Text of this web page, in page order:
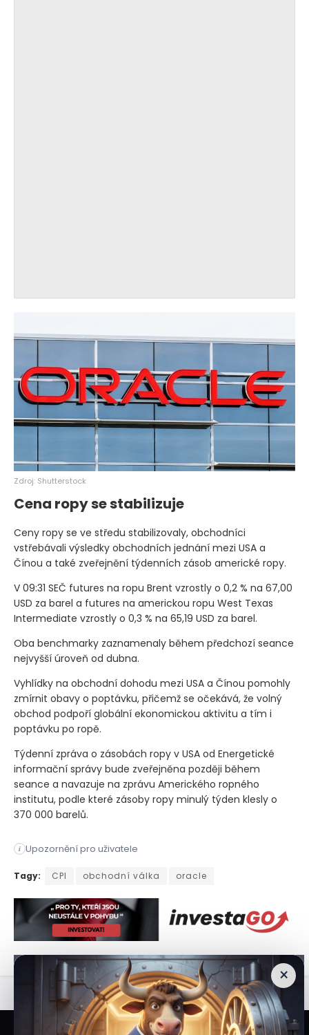
Zdroj: Shutterstock
Cena ropy se stabilizuje
Ceny ropy se ve středu stabilizovaly, obchodníci
vstřebávali výsledky obchodních jednání mezi USA a
Čínou a také zveřejnění týdenních zásob americké ropy.
V 09:31 SEČ futures na ropu Brent vzrostly o 0,2 % na 67,00
USD za barel a futures na americkou ropu West Texas
Intermediate vzrostly o 0,3 % na 65,19 USD za barel.
Oba benchmarky zaznamenaly během předchozí seance
nejvyšší úroveň od dubna.
Vyhlídky na obchodní dohodu mezi USA a Čínou pomohly
zmírnit obavy o poptávku, přičemž se očekává, že volný
obchod podpoří globální ekonomickou aktivitu a tím i
poptávku po ropě.
Týdenní zpráva o zásobách ropy v USA od Energetické
informační správy bude zveřejněna později během
seance a navazuje na zprávu Amerického ropného
institutu, podle které zásoby ropy minulý týden klesly o
370 000 barelů.
i Upozornění pro uživatele
Americké akciové futures mírně klesají, což naznačuje
Tagy: CPI obchodní válka oracle
×